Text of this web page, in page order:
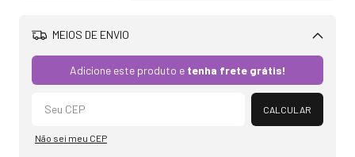
MEIOS DE ENVIO
Adicione este produto e tenha frete grátis!
CALCULAR
Não sei meu CEP